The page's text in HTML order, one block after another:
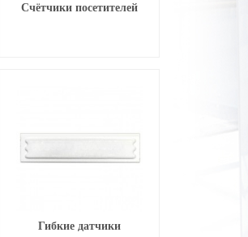
Счётчики посетителей
Гибкие датчики